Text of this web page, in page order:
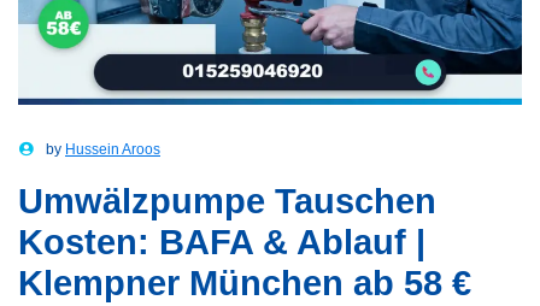
by Hussein Aroos
Umwälzpumpe Tauschen
Kosten: BAFA & Ablauf |
Klempner München ab 58 €